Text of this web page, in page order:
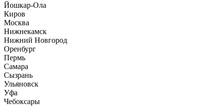
Йошкар-Ола
Киров
Москва
Нижнекамск
Нижний Новгород
Оренбург
Пермь
Самара
Сызрань
Ульяновск
Уфа
Чебоксары